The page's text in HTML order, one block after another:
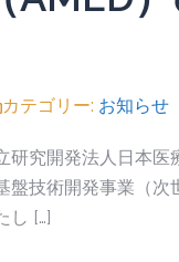
カテゴリー: お知らせ
研究開発法人日本
盤技術開発事業（
し […]